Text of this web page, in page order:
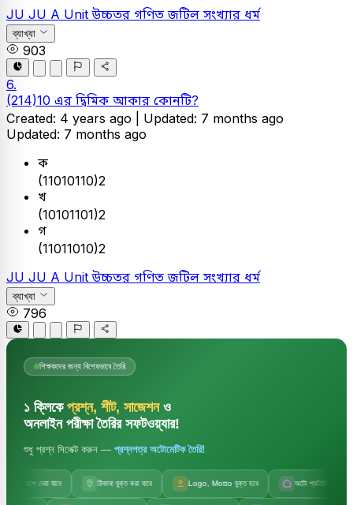
JU JU A Unitউচ্চতর গণিতজটিল সংখ্যার ধর্ম
ব্যাখ্যা
903
6.
(214)10 এর দ্বিমিক আকার কোনটি?
Created: 4 years ago | Updated: 7 months ago
Updated: 7 months ago
ক
(11010110)2
খ
(10101101)2
গ
(11011010)2
JU JU A Unitউচ্চতর গণিতজটিল সংখ্যার ধর্ম
ব্যাখ্যা
796
শিক্ষকদের জন্য বিশেষভাবে তৈরি
১ ক্লিকে প্রশ্ন, শীট, সাজেশনও
অনলাইন পরীক্ষা তৈরির সফটওয়্যার!
শুধু প্রশ্ন সিলেক্ট করুন — প্রশ্নপত্র অটোমেটিক তৈরি!
জলছাপ দেয়া যাবে ঠিকানা যুক্ত করা যাবে Logo, Motto যুক্ত হবে অটো প্রতিষ্ঠানের নাম